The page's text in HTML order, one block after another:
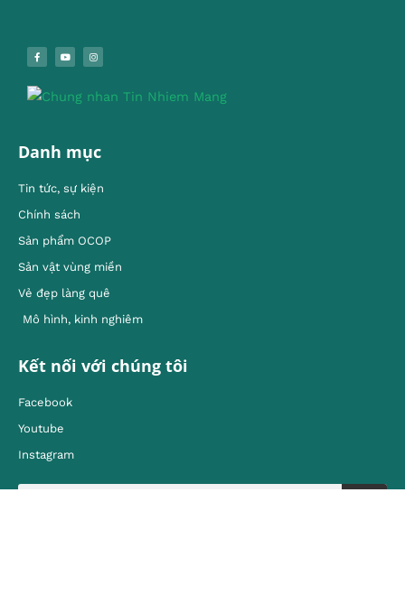
Danh mục
Tin tức, sự kiện
Chính sách
Sản phẩm OCOP
Sản vật vùng miền
Vẻ đẹp làng quê
Mô hình, kinh nghiêm
Kết nối với chúng tôi
Facebook
Youtube
Instagram